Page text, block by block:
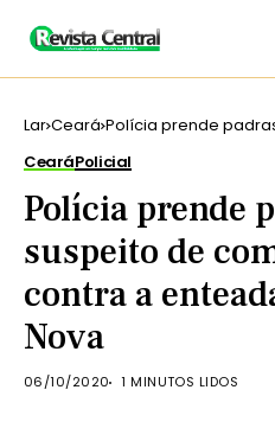
Lar Ceará Polícia prende
CearáPolicial
Polícia prende
suspeito de
contra a
Nova
06/10/2020 1 MINUTOS LIDOS